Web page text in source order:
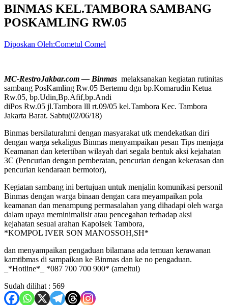
BINMAS KEL.TAMBORA SAMBANG
POSKAMLING RW.05
Diposkan Oleh:Cometul Comel
MC-RestroJakbar.com — Binmas melaksanakan kegiatan rutinitas
sambang PosKamling Rw.05 Bertemu dgn bp.Komarudin Ketua
Rw.05, bp.Udin,Bp.Afif,bp.Andi
diPos Rw.05 jl.Tambora lll rt.09/05 kel.Tambora Kec. Tambora
Jakarta Barat. Sabtu(02/06/18)
Binmas bersilaturahmi dengan masyarakat utk mendekatkan diri
dengan warga sekaligus Binmas menyampaikan pesan Tips menjaga
Keamanan dan ketertiban wilayah dari segala bentuk aksi kejahatan
3C (Pencurian dengan pemberatan, pencurian dengan kekerasan dan
pencurian kendaraan bermotor),
Kegiatan sambang ini bertujuan untuk menjalin komunikasi personil
Binmas dengan warga binaan dengan cara meyampaikan pola
keamanan dan menampung permasalahan yang dihadapi oleh warga
dalam upaya meminimalisir atau pencegahan terhadap aksi
kejahatan sesuai arahan Kapolsek Tambora,
*KOMPOL IVER SON MANOSSOH,SH*
dan menyampaikan pengaduan bilamana ada temuan kerawanan
kamtibmas di sampaikan ke Binmas dan ke no pengaduan.
_*Hotline*_ *087 700 700 900* (ameltul)
Sudah dilihat : 569